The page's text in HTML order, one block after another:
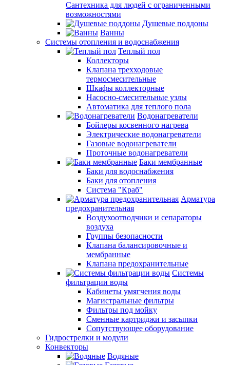
Сантехника для людей с ограниченными
возможностями
Душевые поддоны
Ванны
Системы отопления и водоснабжения
Теплый пол
Коллекторы
Клапана трехходовые
термосмесительные
Шкафы коллекторные
Насосно-смесительные узлы
Автоматика для теплого пола
Водонагреватели
Бойлеры косвенного нагрева
Электрические водонагреватели
Газовые водонагреватели
Проточные водонагреватели
Баки мембранные
Баки для водоснабжения
Баки для отопления
Система "Краб"
Арматура
предохранительная
Воздухоотводчики и сепараторы
воздуха
Группы безопасности
Клапана балансировочные и
мембранные
Клапана предохранительные
Системы
фильтрации воды
Кабинеты умягчения воды
Магистральные фильтры
Фильтры под мойку
Сменные картриджи и засыпки
Сопутствующее оборудование
Гидрострелки и модули
Конвекторы
Водяные